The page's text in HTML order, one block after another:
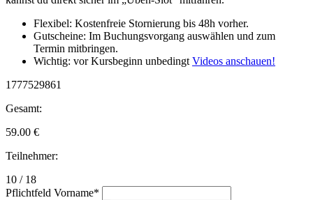
Flexibel: Kostenfreie Stornierung bis 48h vorher.
Gutscheine: Im Buchungsvorgang auswählen und zum
Termin mitbringen.
Wichtig: vor Kursbeginn unbedingt Videos anschauen!
1777529861
Gesamt:
59.00 €
Teilnehmer:
10 / 18
Pflichtfeld Vorname*